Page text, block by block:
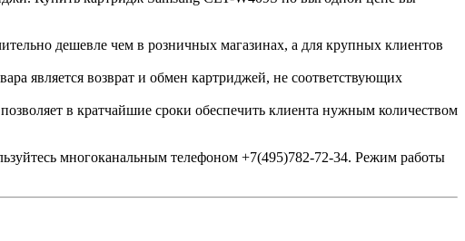
дешевле чем в розничных магазинах, а для крупных клиентов
является возврат и обмен картриджей, не соответствующих
в кратчайшие сроки обеспечить клиента нужным количеством
многоканальным телефоном +7(495)782-72-34. Режим работы